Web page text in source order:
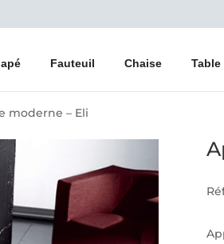
Fauteuil Chaise Table
moderne – Eli